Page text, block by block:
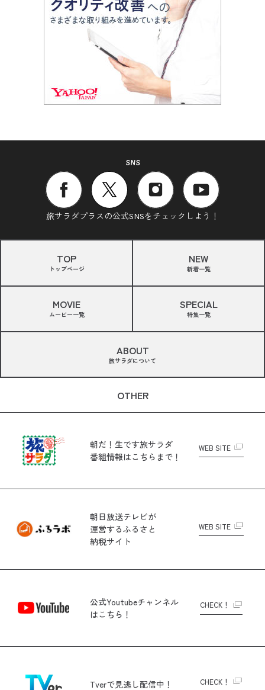
SNS
旅サラダプラスの公式SNSをチェックしよう！
TOP
トップページ
NEW
新着一覧
MOVIE
ムービー一覧
SPECIAL
特集一覧
ABOUT
旅サラダについて
OTHER
朝だ！生です旅サラダ
番組情報はこちらまで！
WEB SITE
朝日放送テレビが
運営するふるさと
納税サイト
WEB SITE
公式Youtubeチャンネル
はこちら！
CHECK！
Tverで見逃し配信中！ CHECK！